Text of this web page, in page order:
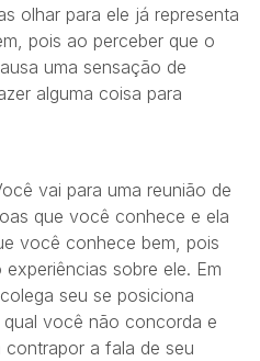
olhar para ele já representa
pois ao perceber que o
uma sensação de
alguma coisa para
vai para uma reunião de
que você conhece e ela
você conhece bem, pois
sobre ele. Em
seu se posiciona
você não concorda e
a fala de seu